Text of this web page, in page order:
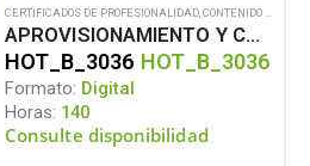
CERTIFICADOS DE PROFESIONALIDAD CONTENIDO EN FORMATO DIGITAL
APROVISIONAMIENTO Y CONSERVACIÓN DE MATERIAS PRIMAS E HIGIENE
HOT_B_3036 HOT_B_3036
Formato: Digital
Horas: 140
Consulte disponibilidad